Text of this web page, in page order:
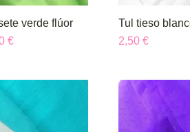
Vista rápida
verde flúor
€
Vista
Tul tieso
Precio
2,50 €